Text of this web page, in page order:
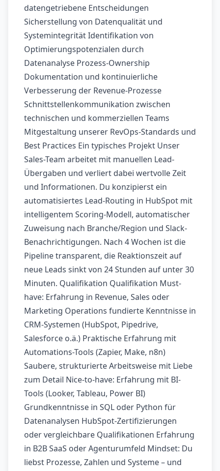
datengetriebene Entscheidungen
Sicherstellung von Datenqualität und
Systemintegrität Identifikation von
Optimierungspotenzialen durch
Datenanalyse Prozess-Ownership
Dokumentation und kontinuierliche
Verbesserung der Revenue-Prozesse
Schnittstellenkommunikation zwischen
technischen und kommerziellen Teams
Mitgestaltung unserer RevOps-Standards und
Best Practices Ein typisches Projekt Unser
Sales-Team arbeitet mit manuellen Lead-
Übergaben und verliert dabei wertvolle Zeit
und Informationen. Du konzipierst ein
automatisiertes Lead-Routing in HubSpot mit
intelligentem Scoring-Modell, automatischer
Zuweisung nach Branche/Region und Slack-
Benachrichtigungen. Nach 4 Wochen ist die
Pipeline transparent, die Reaktionszeit auf
neue Leads sinkt von 24 Stunden auf unter 30
Minuten. Qualifikation Qualifikation Must-
have: Erfahrung in Revenue, Sales oder
Marketing Operations fundierte Kenntnisse in
CRM-Systemen (HubSpot, Pipedrive,
Salesforce o.ä.) Praktische Erfahrung mit
Automations-Tools (Zapier, Make, n8n)
Saubere, strukturierte Arbeitsweise mit Liebe
zum Detail Nice-to-have: Erfahrung mit BI-
Tools (Looker, Tableau, Power BI)
Grundkenntnisse in SQL oder Python für
Datenanalysen HubSpot-Zertifizierungen
oder vergleichbare Qualifikationen Erfahrung
in B2B SaaS oder Agenturumfeld Mindset: Du
liebst Prozesse, Zahlen und Systeme – und